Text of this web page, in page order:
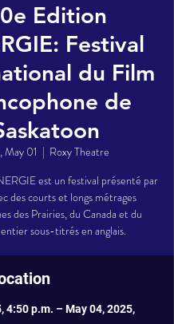
Edition
Festival
du Film
de
May 01
  |
Roxy Theatre
est un festival présenté par
des courts et longs métrages
des Prairies, du Canada et du
sous-titrés en anglais.
4:50 p.m. – May 04, 2025,